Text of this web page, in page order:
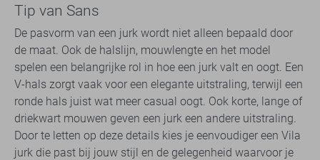
Tip van Sans
De pasvorm van een jurk wordt niet alleen bepaald door
de maat. Ook de halslijn, mouwlengte en het model
spelen een belangrijke rol in hoe een jurk valt en oogt. Een
V-hals zorgt vaak voor een elegante uitstraling, terwijl een
ronde hals juist wat meer casual oogt. Ook korte, lange of
driekwart mouwen geven een jurk een andere uitstraling.
Door te letten op deze details kies je eenvoudiger een Vila
jurk die past bij jouw stijl en de gelegenheid waarvoor je